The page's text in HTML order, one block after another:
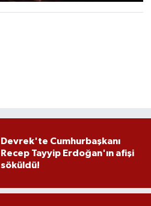
Devrek'te Cumhurbaşkanı
Recep Tayyip Erdoğan'ın afişi
söküldü!